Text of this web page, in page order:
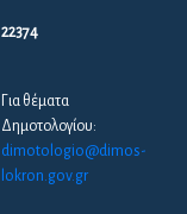
22374
Για θέματα
Δημοτολογίου:
dimotologio@dimos-
lokron.gov.gr